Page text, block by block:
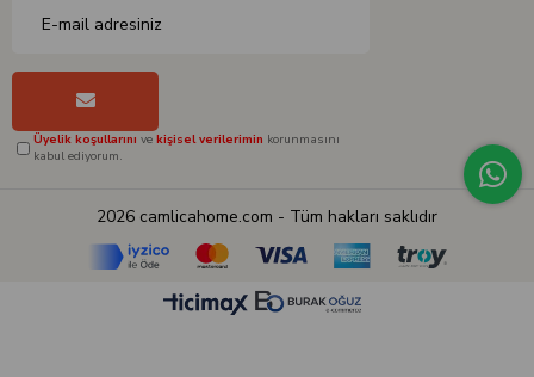
Üyelik koşullarını ve kişisel verilerimin korunmasını
kabul ediyorum.
2026 camlicahome.com - Tüm hakları saklıdır